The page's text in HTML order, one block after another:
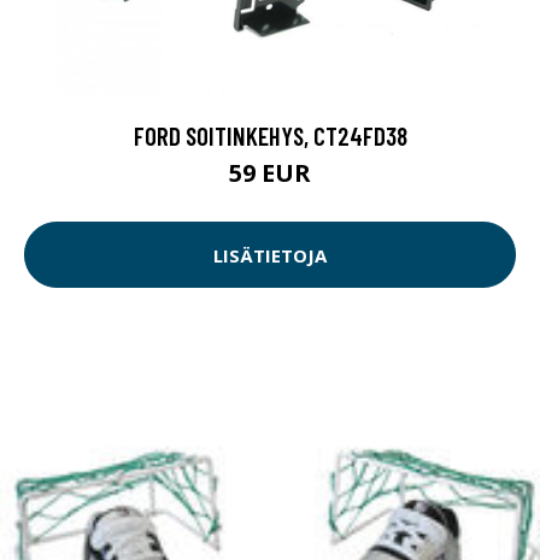
FORD SOITINKEHYS, CT24FD38
59 EUR
LISÄTIETOJA